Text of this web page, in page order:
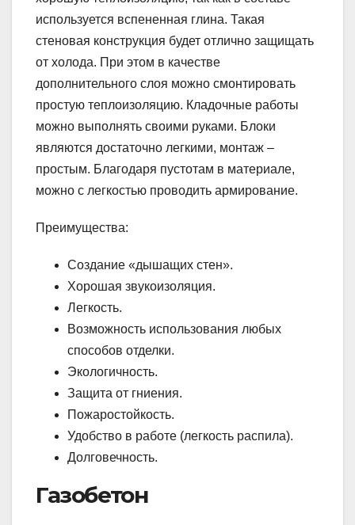
используется вспененная глина. Такая
стеновая конструкция будет отлично защищать
от холода. При этом в качестве
дополнительного слоя можно смонтировать
простую теплоизоляцию. Кладочные работы
можно выполнять своими руками. Блоки
являются достаточно легкими, монтаж –
простым. Благодаря пустотам в материале,
можно с легкостью проводить армирование.
Преимущества:
Создание «дышащих стен».
Хорошая звукоизоляция.
Легкость.
Возможность использования любых
способов отделки.
Экологичность.
Защита от гниения.
Пожаростойкость.
Удобство в работе (легкость распила).
Долговечность.
Газобетон